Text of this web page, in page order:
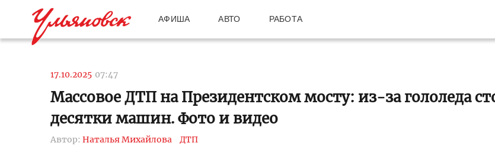
АФИША АВТО РАБОТА
17.10.2025 07:47
Массовое ДТП на Президентском мосту: из-за гололеда
десятки машин. Фото и видео
Автор: Наталья Михайлова ДТП